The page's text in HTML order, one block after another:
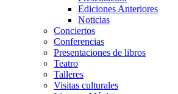
Ediciones Anteriores
Noticias
Conciertos
Conferencias
Presentaciones de libros
Teatro
Talleres
Visitas culturales